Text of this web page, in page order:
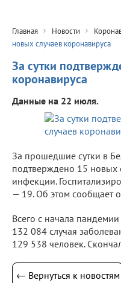
Главная Новости
новых случаев коронавируса
За сутки
коронавируса
Данные на 22 июля.
За прошедшие сутки в
подтверждено 15 новых
инфекции.
— 19. Об этом сообщает
Всего с начала
132 084 случая
129 538 человек.
← Вернуться к новостям